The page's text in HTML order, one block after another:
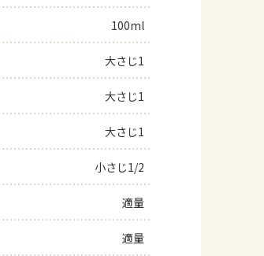
AJINOMOTO PARK とは
100ml
大さじ1
大さじ1
大さじ1
小さじ1/2
適量
適量